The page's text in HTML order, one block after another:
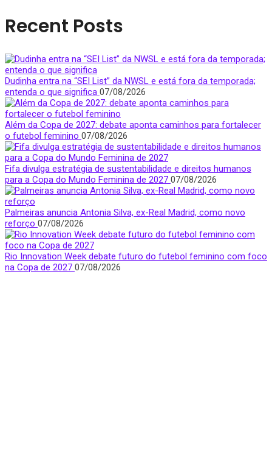
Recent Posts
Dudinha entra na “SEI List” da NWSL e está fora da temporada;
entenda o que significa 07/08/2026
Além da Copa de 2027: debate aponta caminhos para fortalecer
o futebol feminino 07/08/2026
Fifa divulga estratégia de sustentabilidade e direitos humanos
para a Copa do Mundo Feminina de 2027 07/08/2026
Palmeiras anuncia Antonia Silva, ex-Real Madrid, como novo
reforço 07/08/2026
Rio Innovation Week debate futuro do futebol feminino com foco
na Copa de 2027 07/08/2026